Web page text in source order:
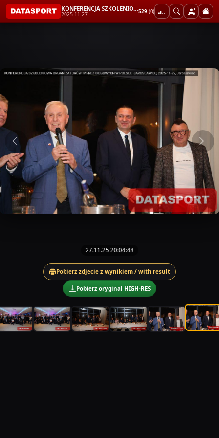
KONFERENCJA SZKOLENIOWA ORGANIZATORÓW IMPREZ BIEGOWYCH W POLSCE JAROSŁAWIEC
2025-11-27 529 (0)
27.11.25 20:04:48
Pobierz zdjecie z wynikiem / with result
Pobierz oryginal HIGH-RES